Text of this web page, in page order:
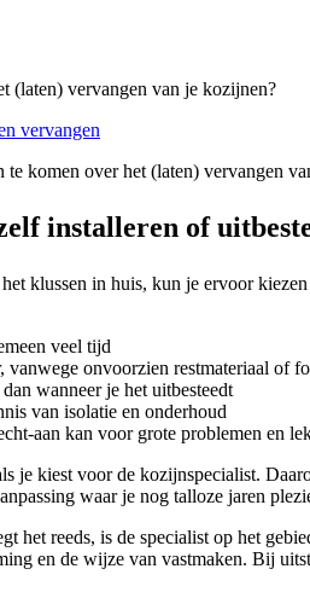
(laten) vervangen van je kozijnen?
vervangen
komen over het (laten) vervangen
installeren of
klussen in huis, kun je ervoor
veel tijd
vanwege onvoorzien restmateriaal of
wanneer je het uitbesteedt
van isolatie en onderhoud
aan kan voor grote problemen en
je kiest voor de kozijnspecialist.
waar je nog talloze jaren
het reeds, is de specialist op het
en de wijze van vastmaken. Bij